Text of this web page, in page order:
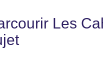
Les